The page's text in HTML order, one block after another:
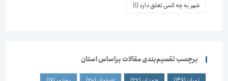
شهر به چه کسی تعلق دارد(1)
برچسب تقسیم‌بندی مقالات براساس استان